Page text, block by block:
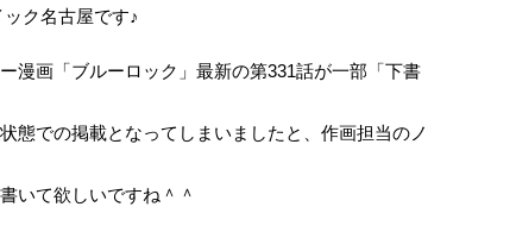
ク名古屋です♪
漫画「ブルーロック」最新の第331話が一部「下書
態での掲載となってしまいましたと、作画担当のノ
いて欲しいですね＾＾